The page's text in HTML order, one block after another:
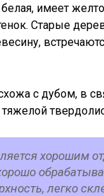
имеет
Старые
с дубом, в
тяжелой
хорошим
легко